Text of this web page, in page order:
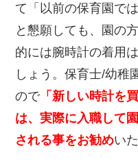
て「以前の保育園で
と懇願しても、園の
的には腕時計の着用
しょう。保育士/幼稚
ので「新しい時計を
は、実際に入職して
される事をお勧めい